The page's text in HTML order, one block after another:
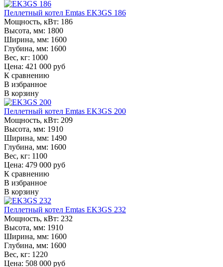
Пеллетный котел Emtas EK3GS 186
Мощность, кВт: 186
Высота, мм: 1800
Ширина, мм: 1600
Глубина, мм: 1600
Вес, кг: 1000
Цена: 421 000 руб
К сравнению
В избранное
В корзину
Пеллетный котел Emtas EK3GS 200
Мощность, кВт: 209
Высота, мм: 1910
Ширина, мм: 1490
Глубина, мм: 1600
Вес, кг: 1100
Цена: 479 000 руб
К сравнению
В избранное
В корзину
Пеллетный котел Emtas EK3GS 232
Мощность, кВт: 232
Высота, мм: 1910
Ширина, мм: 1600
Глубина, мм: 1600
Вес, кг: 1220
Цена: 508 000 руб